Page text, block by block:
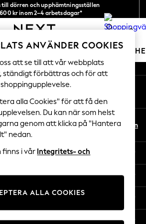
till dörren och upphämtningsställen
kr inom 2–4 arbetsdagar*
0
BABY DAMER HERRAR
& Short Sets
& Hoodies
Våra sociala nätverk
Sv En
ANVÄNDER COOKIES
att se till att vår webbplats
ständigt förbättras och för att
alla Cookies" för att få den
Du kan när som helst
genom att klicka på "Hantera
nedan.
i vår Integritets- och
ALLA COOKIES